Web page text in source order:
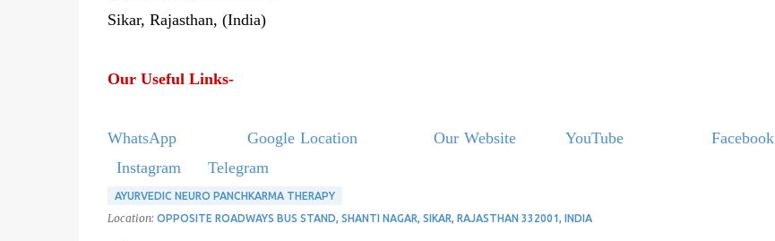
Sikar, Rajasthan, (India)
Our Useful Links-
WhatsApp Google Location Our Website YouTube
Facebook
Instagram
Telegram
AYURVEDIC NEURO PANCHKARMA THERAPY
Location: OPPOSITE ROADWAYS BUS STAND, SHANTI NAGAR, SIKAR, RAJASTHAN 332001, INDIA